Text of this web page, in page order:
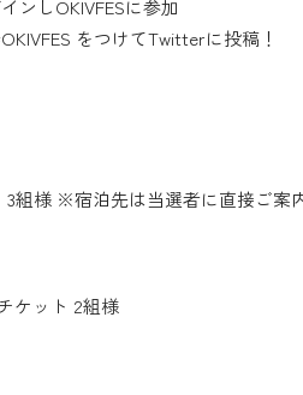
ンしOKIVFESに参加
をつけてTwitterに投稿！
3組様 ※宿泊先は当選者に直接ご案
ケット 2組様